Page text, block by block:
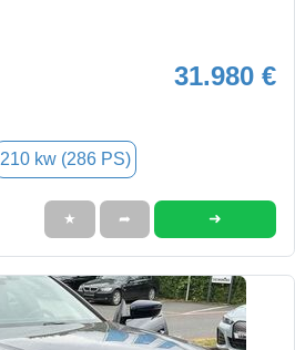
31.980 €
210 kw (286 PS)
★ ➦ ➜